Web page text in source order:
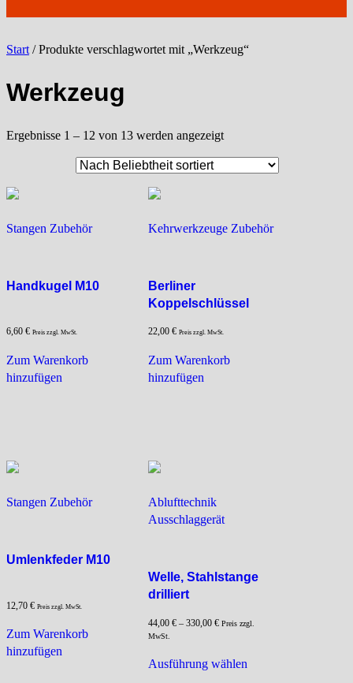
Start / Produkte verschlagwortet mit „Werkzeug“
Werkzeug
Ergebnisse 1 – 12 von 13 werden angezeigtNach
Stangen Zubehör
Handkugel M10
6,60 € Preis zzgl. MwSt.
Zum Warenkorb
hinzufügen
Kehrwerkzeuge Zubehör
Berliner
Koppelschlüssel
22,00 € Preis zzgl. MwSt.
Zum Warenkorb
hinzufügen
Stangen Zubehör
Umlenkfeder M10
12,70 € Preis zzgl. MwSt.
Zum Warenkorb
hinzufügen
Ablufttechnik
Ausschlaggerät
Welle, Stahlstange
drilliert
44,00 €– 330,00 € Preis zzgl.
MwSt.
Ausführung wählen